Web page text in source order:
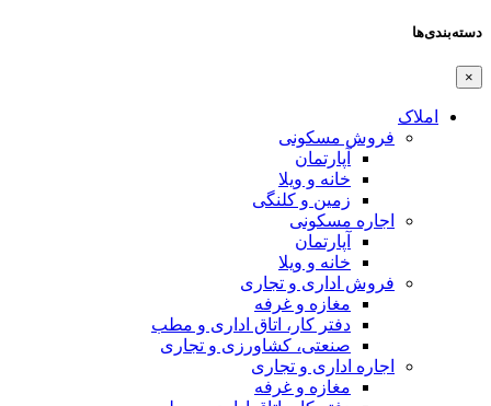
دسته‌بندی‌ها
×
املاک
فروش مسکونی
آپارتمان
خانه و ویلا
زمین و کلنگی
اجاره مسکونی
آپارتمان
خانه و ویلا
فروش اداری و تجاری
مغازه و غرفه
دفتر کار، اتاق اداری و مطب
صنعتی،‌ کشاورزی و تجاری
اجاره اداری و تجاری
مغازه و غرفه